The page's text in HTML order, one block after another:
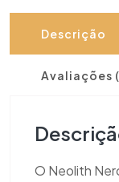
Descrição
Avaliações
O Neolith